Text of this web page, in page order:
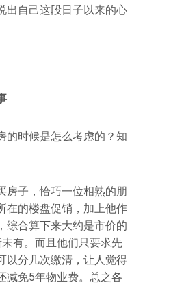
出自己这段日子以来的心
的时候是怎么考虑的？知
房子，恰巧一位相熟的朋
在的楼盘促销，加上他作
综合算下来大约是市价的
有。而且他们只要求先
以分几次缴清，让人觉得
减免5年物业费。总之各